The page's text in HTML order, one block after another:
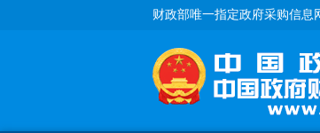
财政部唯一指定政府采购信